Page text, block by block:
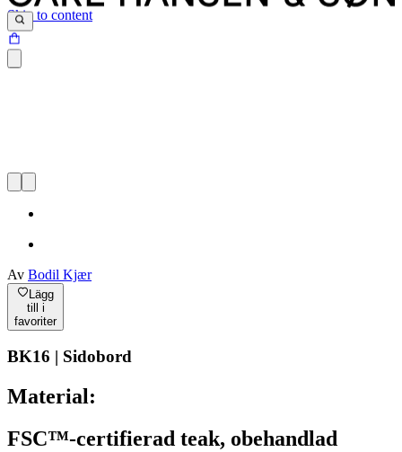
Skip to content
Av Bodil Kjær
Lägg
till i
favoriter
BK16 | Sidobord
Material:
FSC™-certifierad teak, obehandlad